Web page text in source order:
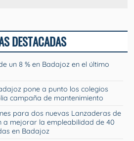
DESTACADAS
un 8 % en Badajoz en el último
pone a punto los colegios
campaña de mantenimiento
para dos nuevas Lanzaderas de
a mejorar la empleabilidad de 40
en Badajoz